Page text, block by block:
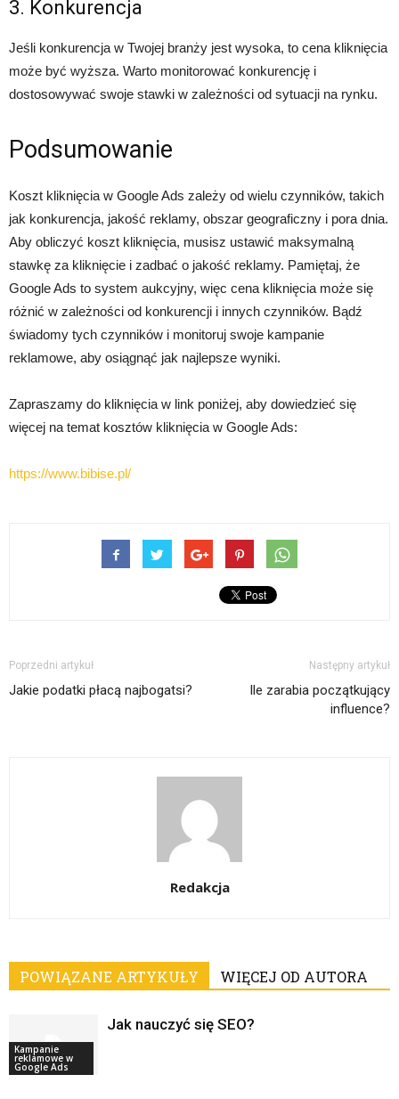
3. Konkurencja
Jeśli konkurencja w Twojej branży jest wysoka, to cena kliknięcia
może być wyższa. Warto monitorować konkurencję i
dostosowywać swoje stawki w zależności od sytuacji na rynku.
Podsumowanie
Koszt kliknięcia w Google Ads zależy od wielu czynników, takich
jak konkurencja, jakość reklamy, obszar geograficzny i pora dnia.
Aby obliczyć koszt kliknięcia, musisz ustawić maksymalną
stawkę za kliknięcie i zadbać o jakość reklamy. Pamiętaj, że
Google Ads to system aukcyjny, więc cena kliknięcia może się
różnić w zależności od konkurencji i innych czynników. Bądź
świadomy tych czynników i monitoruj swoje kampanie
reklamowe, aby osiągnąć jak najlepsze wyniki.
Zapraszamy do kliknięcia w link poniżej, aby dowiedzieć się
więcej na temat kosztów kliknięcia w Google Ads:
https://www.bibise.pl/
Poprzedni artykuł
Jakie podatki płacą najbogatsi?
Następny artykuł
Ile zarabia początkujący
influence?
Redakcja
POWIĄZANE ARTYKUŁY WIĘCEJ OD AUTORA
Kampanie
reklamowe w
Google Ads
Jak nauczyć się SEO?